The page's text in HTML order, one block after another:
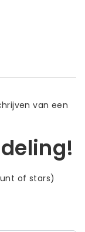
van een
of stars)